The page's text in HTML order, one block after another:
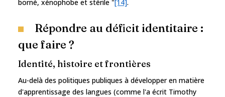
borné, xénophobe et stérile "[14].
Répondre au déficit identitaire :
que faire ?
Identité, histoire et frontières
Au-delà des politiques publiques à développer en matière
d'apprentissage des langues (comme l'a écrit Timothy